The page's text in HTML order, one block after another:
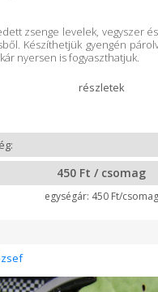
zsenge levelek, vegyszer
Készíthetjük gyengén
nyersen is fogyaszthatjuk.
450 Ft / csomag
450 Ft/csomag